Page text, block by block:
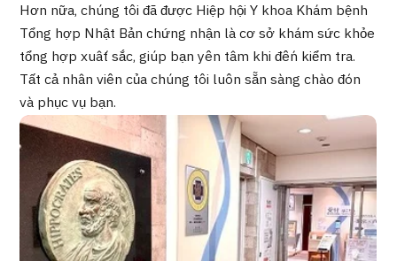
Dành cho cơ sở y tế
Công ty vận hành
Chính sách bảo vệ dữ liệu cá nhân
Hướng dẫn và chính sách của công ty
Quản trị JTB
Tiếng Nhật Tiếng Anh
Tiếng Trung Quốc
Hơn nữa, chúng tôi đã được Hiệp hội Y khoa Khám bệnh
Tổng hợp Nhật Bản chứng nhận là cơ sở khám sức khỏe
tổng hợp xuất sắc, giúp bạn yên tâm khi đến kiểm tra.
Tất cả nhân viên của chúng tôi luôn sẵn sàng chào đón
và phục vụ bạn.